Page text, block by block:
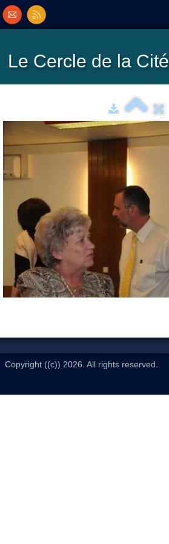
Le Cercle de la Cité
Ecole de Bridge
Inscriptions/Programme
Résultats
Classement▼
Le Club
Copyright ((c)) 2026. All rights reserved.